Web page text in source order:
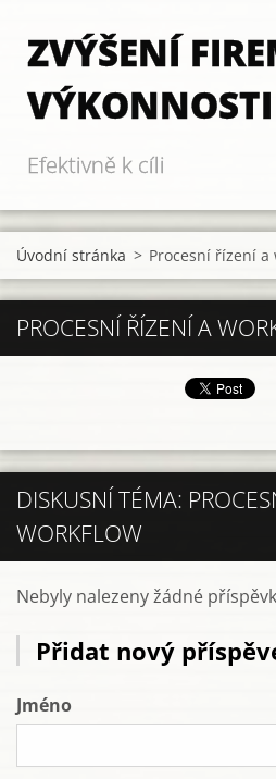
ZVÝŠENÍ
VÝKONNOSTI
Efektivně k cíli
Úvodní stránka > Procesní řízení a
PROCESNÍ ŘÍZENÍ A
DISKUSNÍ TÉMA:
WORKFLOW
Nebyly nalezeny žádné
Přidat nový
Jméno